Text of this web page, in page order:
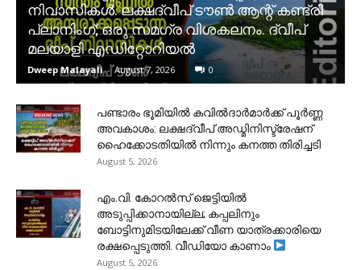
നിവാസികൾ. ലക്ഷദ്വീപ് ടൗൺ ആന്റ് കണ്ട്രി
പ്ലാനിംഗ്; ഒരു സമഗ്ര വിശകലനം. ദ്വീപ്
മലയാളി എഡിറ്റോറിയൽ
Dweep Malayali - August 7, 2026 0
പണ്ടാരം ഭൂമിയിൽ കവിൽദാർമാർക്ക് പൂർണ്ണ
അവകാശം: ലക്ഷദ്വീപ് അഡ്മിനിസ്ട്രേഷന്
ഹൈക്കോടതിയിൽ നിന്നും കനത്ത തിരിച്ചടി
August 5, 2026
​എം.വി. കോറൽസ് ജെട്ടിയിൽ
അടുപ്പിക്കാനായില്ല; കപ്പലിനും
ബോട്ടിനുമിടയിലേക്ക് വീണ യാത്രക്കാരിയെ
രക്ഷപ്പെടുത്തി. വീഡിയോ കാണാം
August 5, 2026